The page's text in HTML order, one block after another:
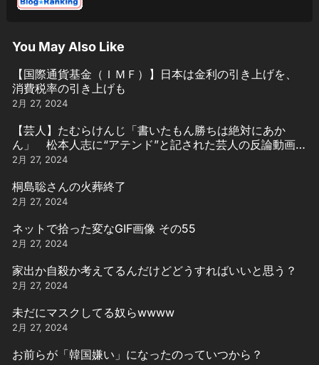
You May Also Like
【国際通貨基金（ＩＭＦ）】日本は金利の引き上げを、
消費税率の引き上げも
2月 27, 2024
【芸人】たむらけんじ「書いたもん勝ちは絶対にあか
ん」 松本人志に“アテンド”と記された芸人の反論動画引
用
2月 27, 2024
桐島聡さんの火葬終了
2月 27, 2024
ネットで拾った変なGIF画像 その55
2月 27, 2024
家出か自殺か考えてるんだけどどうすればいいと思う？
2月 27, 2024
未だにマスクしてる奴らwwww
2月 27, 2024
お前らが「韓国嫌い」になったのっていつから？